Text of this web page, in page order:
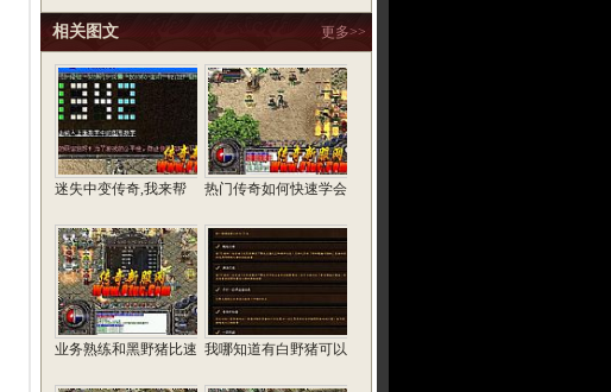
相关图文 更多>>
迷失中变传奇,我来帮 热门传奇如何快速学会
业务熟练和黑野猪比速 我哪知道有白野猪可以